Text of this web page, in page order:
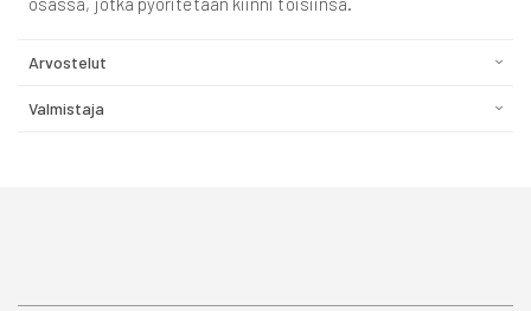
Arvostelut
Valmistaja